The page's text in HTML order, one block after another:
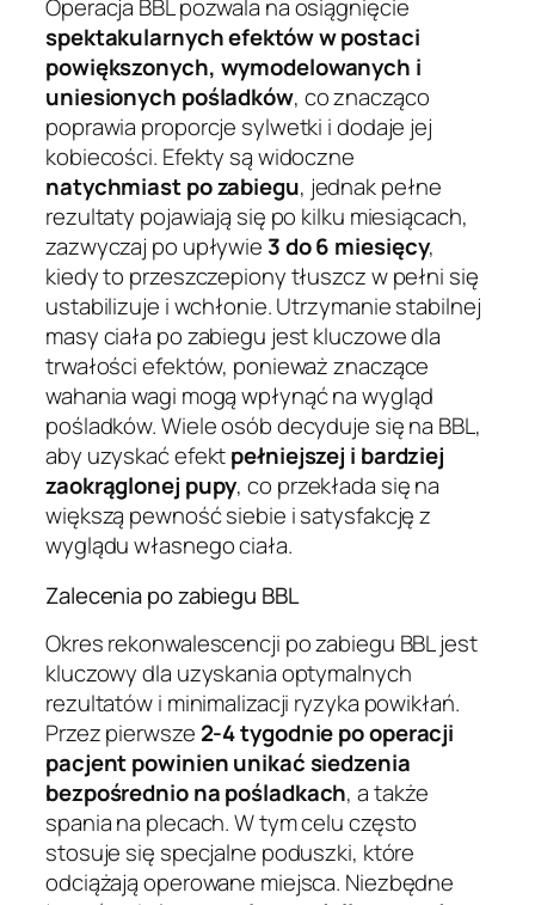
Operacja BBL pozwala na osiągnięcie
spektakularnych efektów w postaci
powiększonych, wymodelowanych i
uniesionych pośladków, co znacząco
poprawia proporcje sylwetki i dodaje jej
kobiecości. Efekty są widoczne
natychmiast po zabiegu, jednak pełne
rezultaty pojawiają się po kilku miesiącach,
zazwyczaj po upływie 3 do 6 miesięcy,
kiedy to przeszczepiony tłuszcz w pełni się
ustabilizuje i wchłonie. Utrzymanie stabilnej
masy ciała po zabiegu jest kluczowe dla
trwałości efektów, ponieważ znaczące
wahania wagi mogą wpłynąć na wygląd
pośladków. Wiele osób decyduje się na BBL,
aby uzyskać efektpełniejszej i bardziej
zaokrąglonej pupy, co przekłada się na
większą pewność siebie i satysfakcję z
wyglądu własnego ciała.
Zalecenia po zabiegu BBL
Okres rekonwalescencji po zabiegu BBL jest
kluczowy dla uzyskania optymalnych
rezultatów i minimalizacji ryzyka powikłań.
Przez pierwsze 2-4 tygodnie po operacji
pacjent powinien unikać siedzenia
bezpośrednio na pośladkach, a także
spania na plecach. W tym celu często
stosuje się specjalne poduszki, które
odciążają operowane miejsca. Niezbędne